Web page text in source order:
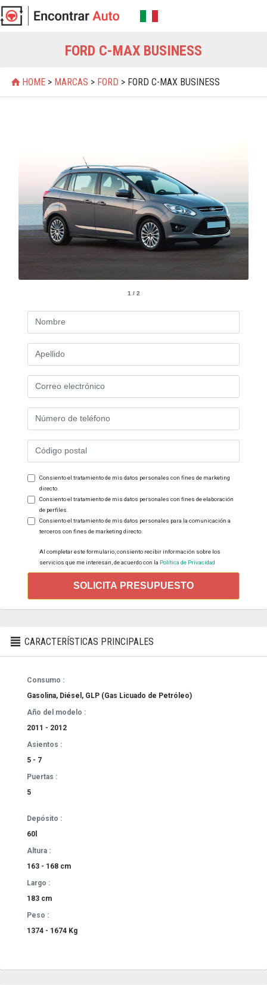
FORD C-MAX BUSINESS
HOME > MARCAS > FORD > FORD C-MAX BUSINESS
1 / 2
Consiento el tratamiento de mis datos personales con fines de marketing
directo.
Consiento el tratamiento de mis datos personales con fines de elaboración
de perfiles.
Consiento el tratamiento de mis datos personales para la comunicación a
terceros con fines de marketing directo.
Al completar este formulario, consiento recibir información sobre los
servicios que me interesan, de acuerdo con la Política de Privacidad
SOLICITA PRESUPUESTO
CARACTERÍSTICAS PRINCIPALES
Consumo :
Gasolina, Diésel, GLP (Gas Licuado de Petróleo)
Año del modelo :
2011 - 2012
Asientos :
5 - 7
Puertas :
5
Depósito :
60l
Altura :
163 - 168 cm
Largo :
183 cm
Peso :
1374 - 1674 Kg